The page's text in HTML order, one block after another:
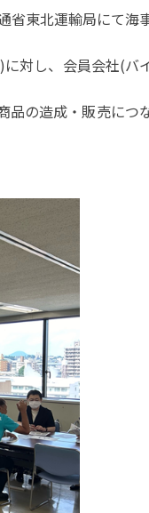
の道」
・事業
/メルマガ
金・税制優遇
バー(2019
ド
省東北運輸局にて海
対し、会員会社(バ
品の造成・販売につ